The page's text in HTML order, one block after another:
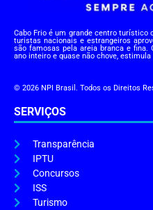
Cabo Frio é um grande centro turístico
turistas nacionais e estrangeiros
são famosas pela areia branca e
ano inteiro e quase não chove,
© 2026 NPI Brasil. Todos os Direitos
SERVIÇOS
Transparência
IPTU
Concursos
ISS
Turismo